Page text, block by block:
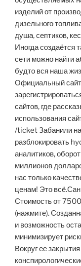
изделий от
дизельного
душа, септиков,
Иногда создаётся
сети можно найти
будто вся наша
Официальный
сайтов, где
использования
/ticket Забанили
разблокировать
аналитиков,
миллионов
нас только
ценам! Это
Стоимость от
(нажмите).
и возможность
минимизирует
Вокруг ее